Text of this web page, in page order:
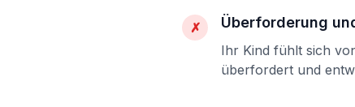
✗ Überforderung
Ihr Kind fühlt sich
überfordert und